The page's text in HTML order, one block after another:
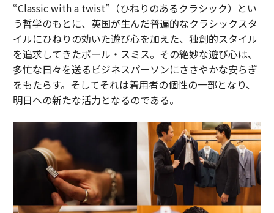
“Classic with a twist”（ひねりのあるクラシック）とい
う哲学のもとに、英国が生んだ普遍的なクラシックスタ
イルにひねりの効いた遊び心を加えた、独創的スタイル
を追求してきたポール・スミス。その絶妙な遊び心は、
多忙な日々を送るビジネスパーソンにささやかな安らぎ
をもたらす。そしてそれは着用者の個性の一部となり、
明日への新たな活力となるのである。